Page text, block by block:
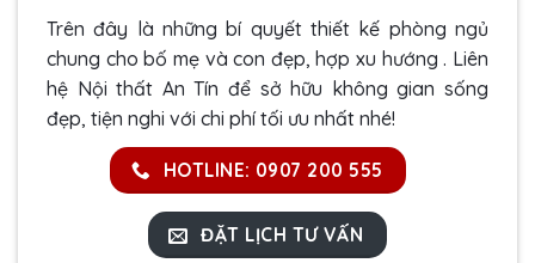
Trên đây là những bí quyết thiết kế phòng ngủ
chung cho bố mẹ và con đẹp, hợp xu hướng . Liên
hệ Nội thất An Tín để sở hữu không gian sống
đẹp, tiện nghi với chi phí tối ưu nhất nhé!
HOTLINE: 0907 200 555
ĐẶT LỊCH TƯ VẤN